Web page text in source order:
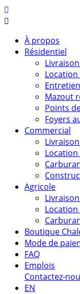
À propos
Résidentiel
Mazout
Points
Foyers
Commercial
Agricole
Boutique
Mode de
FAQ
Emplois
Contactez-
EN